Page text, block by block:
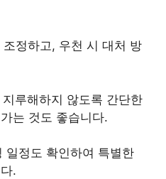
정하고, 우천 시 대처 방
루해하지 않도록 간단한
는 것도 좋습니다.
일정도 확인하여 특별한
.